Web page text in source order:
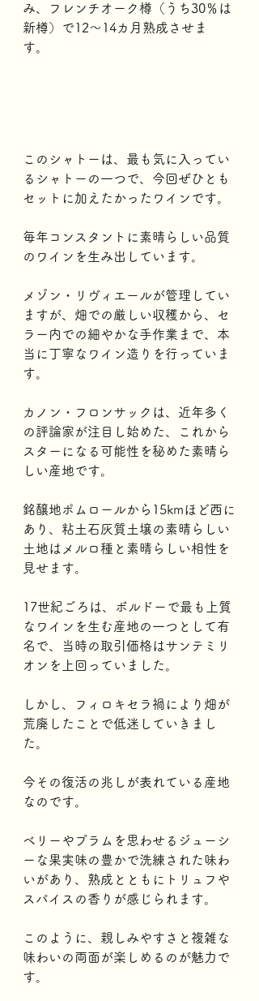
み、フレンチオーク樽（うち30％は
新樽）で12～14カ月熟成させま
す。
このシャトーは、最も気に入ってい
るシャトーの一つで、今回ぜひとも
セットに加えたかったワインです。
毎年コンスタントに素晴らしい品質
のワインを生み出しています。
メゾン・リヴィエールが管理してい
ますが、畑での厳しい収穫から、セ
ラー内での細やかな手作業まで、本
当に丁寧なワイン造りを行っていま
す。
カノン・フロンサックは、近年多く
の評論家が注目し始めた、これから
スターになる可能性を秘めた素晴ら
しい産地です。
銘醸地ポムロールから15kmほど西に
あり、粘土石灰質土壌の素晴らしい
土地はメルロ種と素晴らしい相性を
見せます。
17世紀ごろは、ボルドーで最も上質
なワインを生む産地の一つとして有
名で、当時の取引価格はサンテミリ
オンを上回っていました。
しかし、フィロキセラ禍により畑が
荒廃したことで低迷していきまし
た。
今その復活の兆しが表れている産地
なのです。
ベリーやプラムを思わせるジューシ
ーな果実味の豊かで洗練された味わ
いがあり、熟成とともにトリュフや
スパイスの香りが感じられます。
このように、親しみやすさと複雑な
味わいの両面が楽しめるのが魅力で
す。